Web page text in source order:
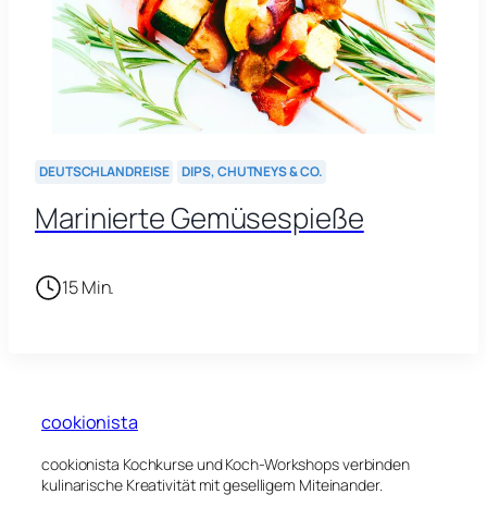
DEUTSCHLANDREISE DIPS, CHUTNEYS & CO.
Marinierte Gemüsespieße
15 Min.
cookionista
cookionista Kochkurse und Koch-Workshops verbinden
kulinarische Kreativität mit geselligem Miteinander.